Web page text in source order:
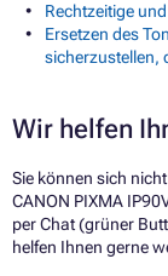
Rechtzeitige
Ersetzen des
sicherzustellen,
Wir helfen
Sie können sich
CANON PIXMA
per Chat (grüner
helfen Ihnen gerne